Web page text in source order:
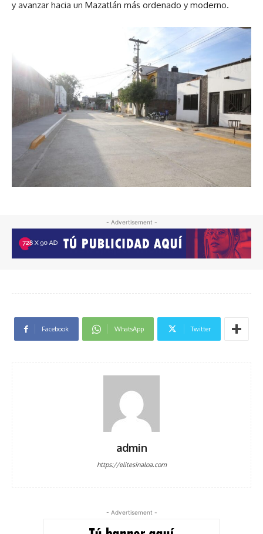
y avanzar hacia un Mazatlán más ordenado y moderno.
- Advertisement -
Facebook WhatsApp Twitter
admin
https://elitesinaloa.com
- Advertisement -